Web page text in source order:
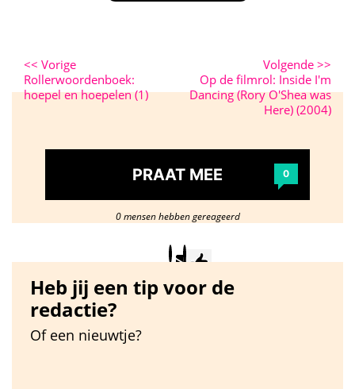
<< Vorige
Rollerwoordenboek:
hoepel en hoepelen (1)
Volgende >>
Op de filmrol: Inside I'm
Dancing (Rory O'Shea was
Here) (2004)
PRAAT MEE 0
0 mensen hebben gereageerd
Heb jij een tip voor de
redactie?
Of een nieuwtje?